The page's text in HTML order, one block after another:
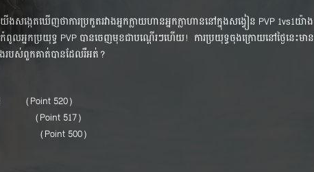
ង្កេត​ឃើញ​ថា​កា​រ​ប្រកួត​រវាង​អ្នក​ក្លាយ​ហាន​អ្នក​ក្លា​ហាន​នៅ​ក្នុង​សង្វៀន​​ PVP​ 1​v​s1យ៉ាង​
ល​​អ្នក​ប្រយុទ្ធ PVP បាន​ចេញ​មុខ​ជា​បណ្តើរៗ​ហើយ​! ការ​ប្រយុទ្ធ​ចុង​ក្រោយ​នៅ​ថ្ងៃ​នេះ​មាន​
បស់​ពួក​គាត់​បាន​ដែល​រឺ​អត់​?
(Point 520)
517)
500)